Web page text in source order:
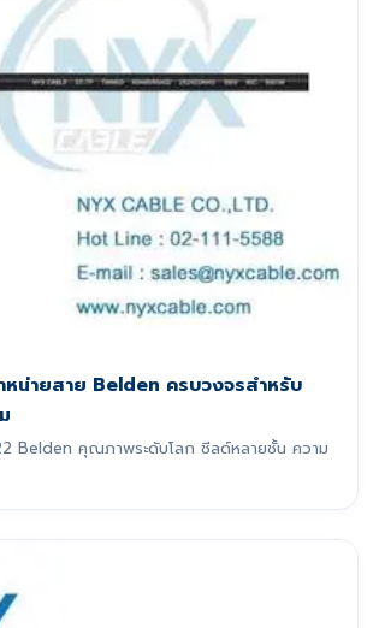
หน่ายสาย Belden ครบวงจรสำหรับ
Belden คุณภาพระดับโลก ชีลด์หลายชั้น ความ